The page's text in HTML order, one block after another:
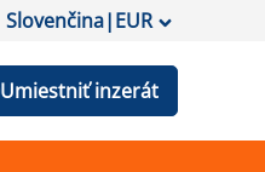
Slovenčina|EUR
Umiestniť inzerát